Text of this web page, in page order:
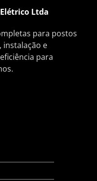
Ltda
para postos
instalação e
para